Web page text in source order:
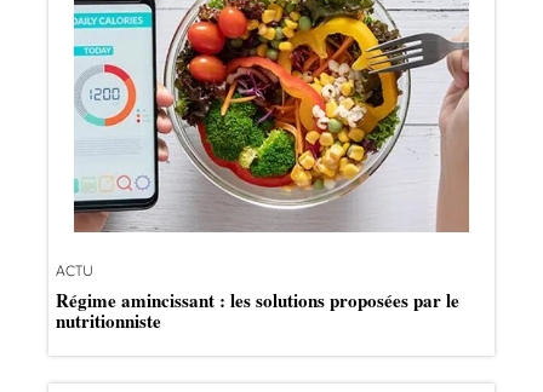
ACTU
Régime amincissant : les solutions proposées par le
nutritionniste